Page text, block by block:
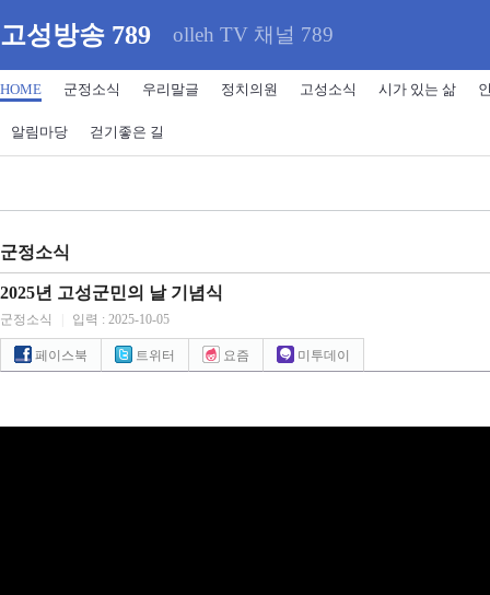
고성방송 789 olleh TV 채널 789
HOME 군정소식 우리말글 정치의원 고성소식 시가 있는 삶
알림마당 걷기좋은 길
군정소식
2025년 고성군민의 날 기념식
군정소식 입력 : 2025-10-05
페이스북 트위터 요즘 미투데이